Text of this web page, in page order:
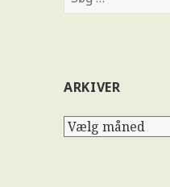
ARKIVER